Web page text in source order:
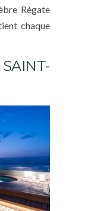
Régate
chaque